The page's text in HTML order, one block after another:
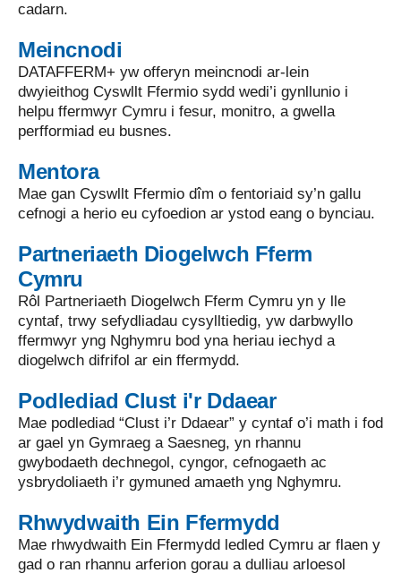
cadarn.
Meincnodi
DATAFFERM+ yw offeryn meincnodi ar-lein
dwyieithog Cyswllt Ffermio sydd wedi’i gynllunio i
helpu ffermwyr Cymru i fesur, monitro, a gwella
perfformiad eu busnes.
Mentora
Mae gan Cyswllt Ffermio dîm o fentoriaid sy’n gallu
cefnogi a herio eu cyfoedion ar ystod eang o bynciau.
Partneriaeth Diogelwch Fferm
Cymru
Rôl Partneriaeth Diogelwch Fferm Cymru yn y lle
cyntaf, trwy sefydliadau cysylltiedig, yw darbwyllo
ffermwyr yng Nghymru bod yna heriau iechyd a
diogelwch difrifol ar ein ffermydd.
Podlediad Clust i'r Ddaear
Mae podlediad “Clust i’r Ddaear” y cyntaf o’i math i fod
ar gael yn Gymraeg a Saesneg, yn rhannu
gwybodaeth dechnegol, cyngor, cefnogaeth ac
ysbrydoliaeth i’r gymuned amaeth yng Nghymru.
Rhwydwaith Ein Ffermydd
Mae rhwydwaith Ein Ffermydd ledled Cymru ar flaen y
gad o ran rhannu arferion gorau a dulliau arloesol